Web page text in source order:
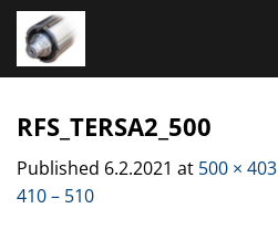
Skip
content
RFS_TERSA2_500
Published 6.2.2021 at 500 × 403
410 – 510